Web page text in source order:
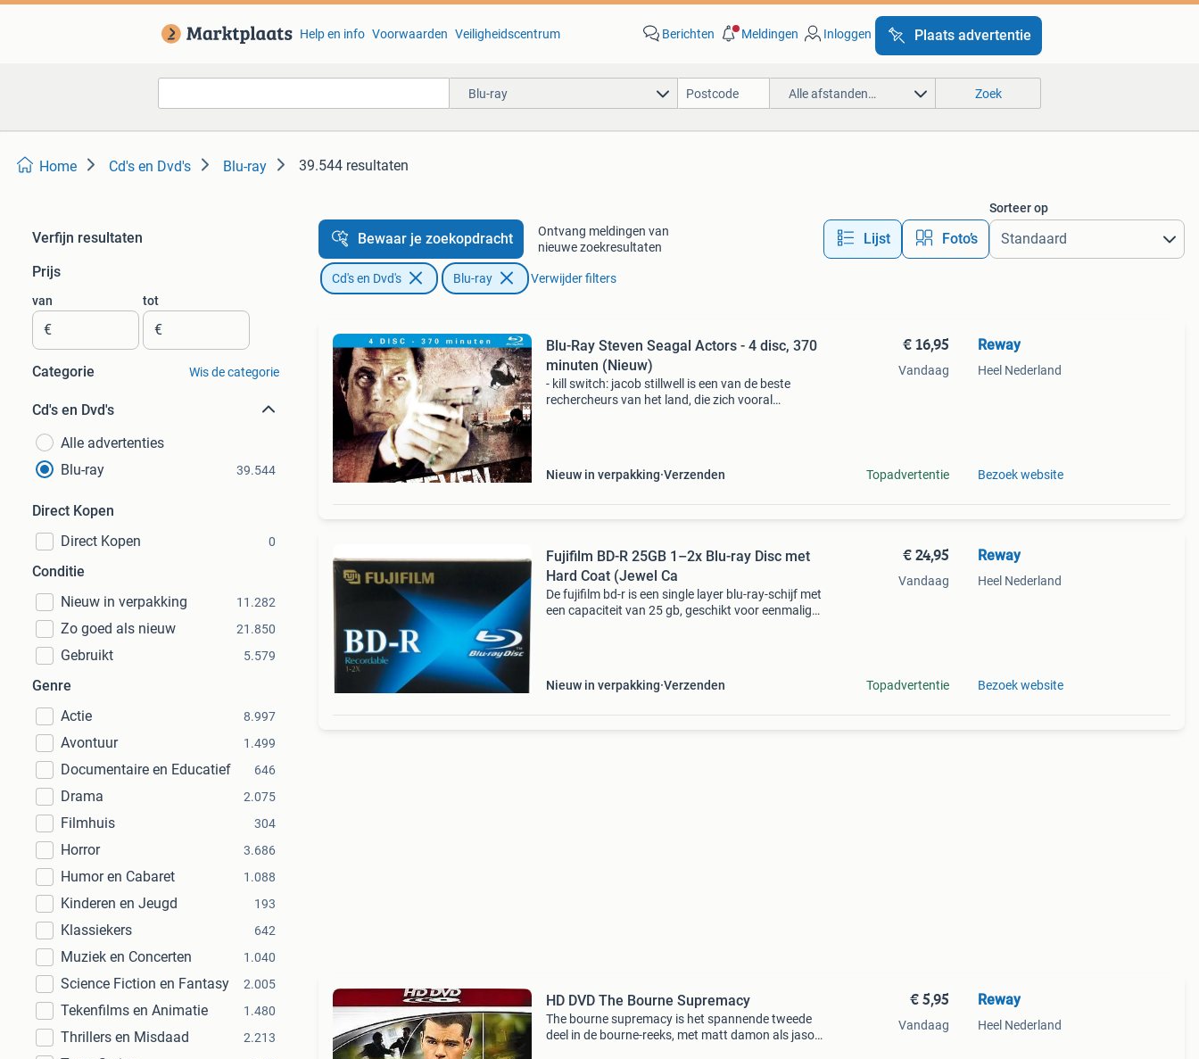
Help en info Voorwaarden Veiligheidscentrum Berichten Meldingen Inloggen Plaats advertentie
Blu-ray Alle afstanden… Zoek
Home Cd's en Dvd's Blu-ray 39.544 resultaten
Verfijn resultaten
Prijs
van
€
tot
€
Categorie Wis de categorie
Cd's en Dvd's
Alle advertenties
Blu-ray
39.544
Direct Kopen
Direct Kopen
0
Conditie
Nieuw in verpakking
11.282
Zo goed als nieuw 21.850
Gebruikt 5.579
Genre
Actie
8.997
Avontuur 1.499
Documentaire en Educatief 646
Drama 2.075
Filmhuis 304
Horror 3.686
Humor en Cabaret 1.088
Kinderen en Jeugd 193
Klassiekers 642
Muziek en Concerten 1.040
Science Fiction en Fantasy 2.005
Tekenfilms en Animatie 1.480
Thrillers en Misdaad 2.213
Bewaar je zoekopdracht
Ontvang meldingen van
nieuwe zoekresultaten
Lijst Foto’s
Sorteer op
Cd's en Dvd's Blu-ray Verwijder filters
Blu-Ray Steven Seagal Actors - 4 disc, 370
minuten (Nieuw)
- kill switch: jacob stillwell is een van de beste
rechercheurs van het land, die zich vooral
Nieuw in verpakking Verzenden
€ 16,95
Vandaag
Topadvertentie
Reway
Heel Nederland
Bezoek website
Fujifilm BD-R 25GB 1–2x Blu-ray Disc met
Hard Coat (Jewel Ca
De fujifilm bd-r is een single layer blu-ray-schijf met
een capaciteit van 25 gb, geschikt voor eenmalig
Nieuw in verpakking Verzenden
€ 24,95
Vandaag
Topadvertentie
Reway
Heel Nederland
Bezoek website
HD DVD The Bourne Supremacy
The bourne supremacy is het spannende tweede
deel in de bourne-reeks, met matt damon als jason
€ 5,95
Vandaag
Reway
Heel Nederland